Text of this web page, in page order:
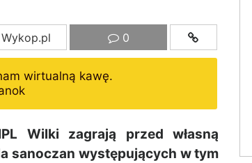
Wykop.pl 0
wirtualną kawę.
Wilki zagrają przed własną
sanoczan występujących w tym